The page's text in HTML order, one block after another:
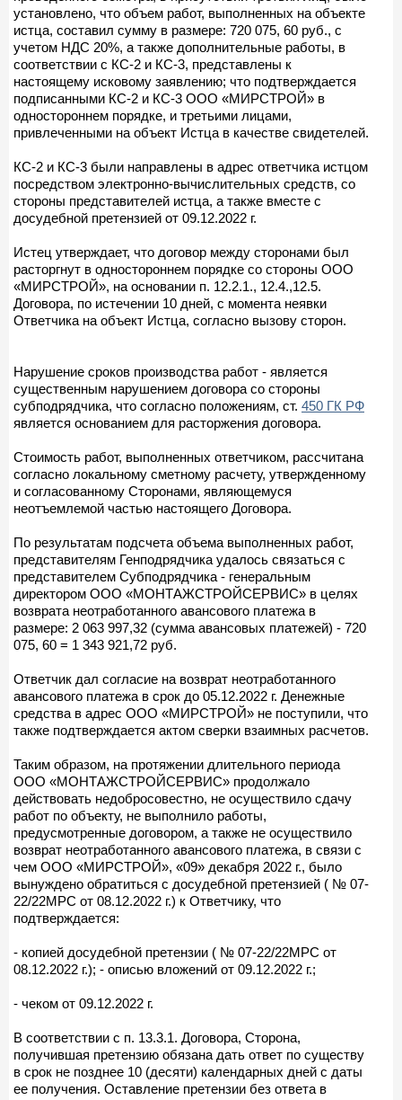
установлено, что объем работ, выполненных на объекте
истца, составил сумму в размере: 720 075, 60 руб., с
учетом НДС 20%, а также дополнительные работы, в
соответствии с КС-2 и КС-3, представлены к
настоящему исковому заявлению; что подтверждается
подписанными КС-2 и КС-3 ООО «МИРСТРОЙ» в
одностороннем порядке, и третьими лицами,
привлеченными на объект Истца в качестве свидетелей.
КС-2 и КС-3 были направлены в адрес ответчика истцом
посредством электронно-вычислительных средств, со
стороны представителей истца, а также вместе с
досудебной претензией от 09.12.2022 г.
Истец утверждает, что договор между сторонами был
расторгнут в одностороннем порядке со стороны ООО
«МИРСТРОЙ», на основании п. 12.2.1., 12.4.,12.5.
Договора, по истечении 10 дней, с момента неявки
Ответчика на объект Истца, согласно вызову сторон.
Нарушение сроков производства работ - является
существенным нарушением договора со стороны
субподрядчика, что согласно положениям, ст. 450 ГК РФ
является основанием для расторжения договора.
Стоимость работ, выполненных ответчиком, рассчитана
согласно локальному сметному расчету, утвержденному
и согласованному Сторонами, являющемуся
неотъемлемой частью настоящего Договора.
По результатам подсчета объема выполненных работ,
представителям Генподрядчика удалось связаться с
представителем Субподрядчика - генеральным
директором ООО «МОНТАЖСТРОЙСЕРВИС» в целях
возврата неотработанного авансового платежа в
размере: 2 063 997,32 (сумма авансовых платежей) - 720
075, 60 = 1 343 921,72 руб.
Ответчик дал согласие на возврат неотработанного
авансового платежа в срок до 05.12.2022 г. Денежные
средства в адрес ООО «МИРСТРОЙ» не поступили, что
также подтверждается актом сверки взаимных расчетов.
Таким образом, на протяжении длительного периода
ООО «МОНТАЖСТРОЙСЕРВИС» продолжало
действовать недобросовестно, не осуществило сдачу
работ по объекту, не выполнило работы,
предусмотренные договором, а также не осуществило
возврат неотработанного авансового платежа, в связи с
чем ООО «МИРСТРОЙ», «09» декабря 2022 г., было
вынуждено обратиться с досудебной претензией ( № 07-
22/22МРС от 08.12.2022 г.) к Ответчику, что
подтверждается:
- копией досудебной претензии ( № 07-22/22МРС от
08.12.2022 г.); - описью вложений от 09.12.2022 г.;
- чеком от 09.12.2022 г.
В соответствии с п. 13.3.1. Договора, Сторона,
получившая претензию обязана дать ответ по существу
в срок не позднее 10 (десяти) календарных дней с даты
ее получения. Оставление претензии без ответа в